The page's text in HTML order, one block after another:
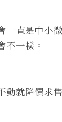
一直是中小
不一樣。
動就降價求